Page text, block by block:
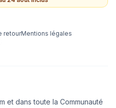
retourMentions légales
et dans toute la Communauté